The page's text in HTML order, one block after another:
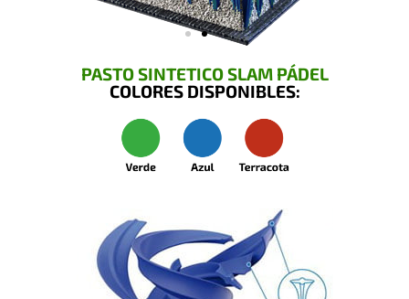
PASTO SINTETICO SLAM PÁDEL
COLORES DISPONIBLES: